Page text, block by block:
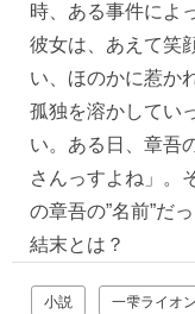
時、ある事件によ
彼女は、あえて笑
い、ほのかに惹か
孤独を溶かしてい
い。ある日、章吾
さんっすよね」。
の章吾の”名前”だ
結末とは？
小説
一雫ライオ